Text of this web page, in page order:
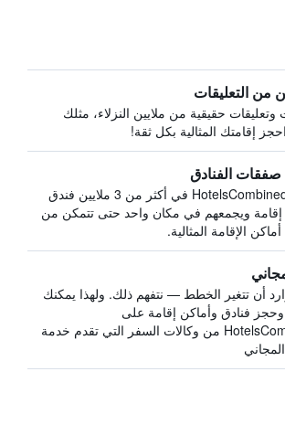
من التعليقات
وتعليقات حقيقية من ملايين النزلاء، مثلك
إقامتك المثالية بكل ثقة!
الفنادق
يبحث HotelsCombined في أكثر من 3 ملايين فندق
ويجمعهم في مكان واحد حتى تتمكن من
الإقامة المثالية.
أن تتغير الخطط — نتفهم ذلك. ولهذا يمكنك
فنادق وأماكن إقامة على
HotelsCombined من وكالات السفر التي تقدم خدمة
المجاني